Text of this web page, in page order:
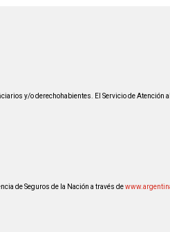
y/o derechohabientes. El Servicio de Atención
de Seguros de la Nación a través de